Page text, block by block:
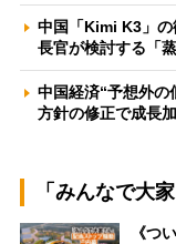
中国「Kimi K3」
長官が検討する「
中国経済“予想外
方針の修正で成長
「みんなで大
《つ